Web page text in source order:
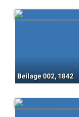
Beilage 002, 1842